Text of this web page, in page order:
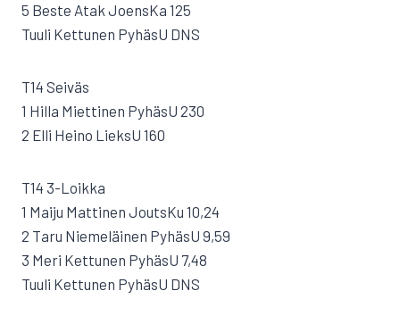
5 Beste Atak JoensKa 125
Tuuli Kettunen PyhäsU DNS
T14 Seiväs
1 Hilla Miettinen PyhäsU 230
2 Elli Heino LieksU 160
T14 3-Loikka
1 Maiju Mattinen JoutsKu 10,24
2 Taru Niemeläinen PyhäsU 9,59
3 Meri Kettunen PyhäsU 7,48
Tuuli Kettunen PyhäsU DNS